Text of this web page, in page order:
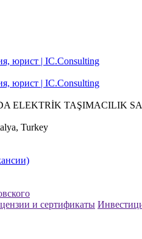
ELEKTRİK TAŞIMACILIK
Turkey
и сертификаты